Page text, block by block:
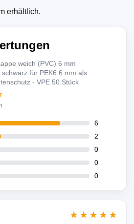
erhältlich.
weich (PVC) 6 mm
für PEK6 6 mm als
- VPE 50 Stück
6
2
0
0
0
★★★★★